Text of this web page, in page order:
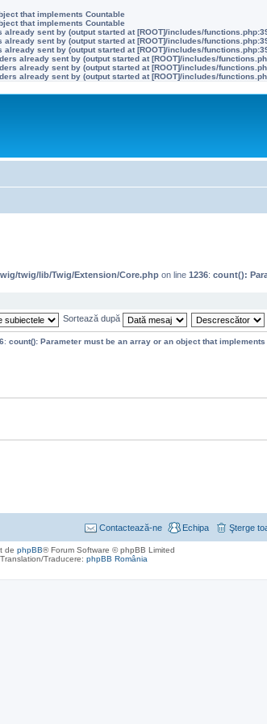
that implements Countable
that implements Countable
sent by (output started at [ROOT]/includes/
sent by (output started at [ROOT]/includes/
sent by (output started at [ROOT]/includes/
already sent by (output started at [ROOT]/includes/
already sent by (output started at [ROOT]/includes/
already sent by (output started at [ROOT]/includes/
twig/lib/Twig/Extension/Core.php on line 1236: count():
Sortează după
: count(): Parameter must be an array or an object that implements
Şterge
Echipa
Contactează-ne
de phpBB® Forum Software © phpBB Limited
Translation/Traducere: phpBB România